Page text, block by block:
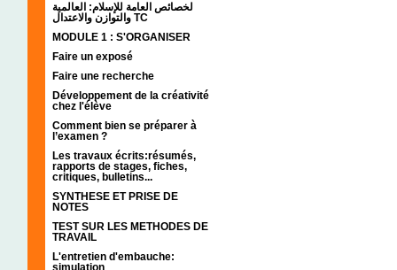
لخصائص العامة للإسلام: العالمية
والتوازن والاعتدال TC
MODULE 1 : S'ORGANISER
Faire un exposé
Faire une recherche
Développement de la créativité
chez l'élève
Comment bien se préparer à
l’examen ?
Les travaux écrits:résumés,
rapports de stages, fiches,
critiques, bulletins...
SYNTHESE ET PRISE DE
NOTES
TEST SUR LES METHODES DE
TRAVAIL
L'entretien d'embauche:
simulation